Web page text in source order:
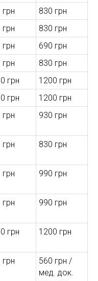
830 грн
830 грн
грн
690 грн
830 грн
грн
1200 грн
грн
1200 грн
грн 930 грн
830 грн
грн 990 грн
грн 990 грн
грн 1200 грн
грн
560 грн /
мед. док.